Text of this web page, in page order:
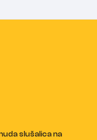
slušalica na